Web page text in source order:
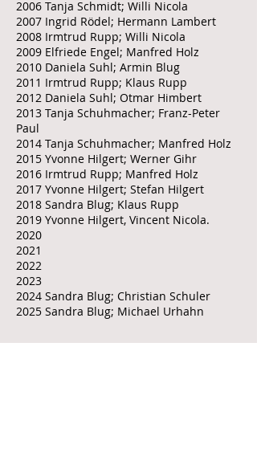
2006 Tanja Schmidt; Willi Nicola
2007 Ingrid Rödel; Hermann Lambert
2008 Irmtrud Rupp; Willi Nicola
2009 Elfriede Engel; Manfred Holz
2010 Daniela Suhl; Armin Blug
2011 Irmtrud Rupp; Klaus Rupp
2012 Daniela Suhl; Otmar Himbert
2013 Tanja Schuhmacher; Franz-Peter
Paul
2014 Tanja Schuhmacher; Manfred Holz
2015 Yvonne Hilgert; Werner Gihr
2016 Irmtrud Rupp; Manfred Holz
2017 Yvonne Hilgert; Stefan Hilgert
2018 Sandra Blug; Klaus Rupp
2019 Yvonne Hilgert, Vincent Nicola.
2020
2021
2022
2023
2024 Sandra Blug; Christian Schuler
2025 Sandra Blug; Michael Urhahn